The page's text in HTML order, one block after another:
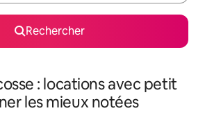
Rechercher
: locations avec petit
les mieux notées